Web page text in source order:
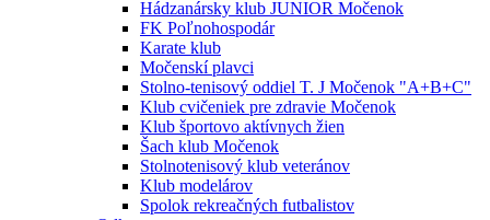
Hádzanársky klub JUNIOR Močenok
FK Poľnohospodár
Karate klub
Močenskí plavci
Stolno-tenisový oddiel T. J Močenok "A+B+C"
Klub cvičeniek pre zdravie Močenok
Klub športovo aktívnych žien
Šach klub Močenok
Stolnotenisový klub veteránov
Klub modelárov
Spolok rekreačných futbalistov